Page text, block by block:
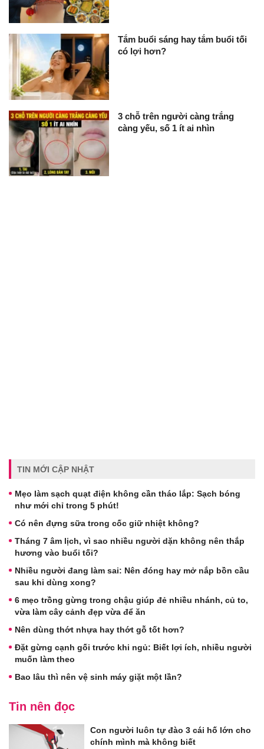
Tắm buổi sáng hay tắm buổi tối
có lợi hơn?
3 chỗ trên người càng trắng
càng yếu, số 1 ít ai nhìn
TIN MỚI CẬP NHẬT
Mẹo làm sạch quạt điện không cần tháo lắp: Sạch bóng
như mới chỉ trong 5 phút!
Có nên đựng sữa trong cốc giữ nhiệt không?
Tháng 7 âm lịch, vì sao nhiều người dặn không nên thắp
hương vào buổi tối?
Nhiều người đang làm sai: Nên đóng hay mở nắp bồn cầu
sau khi dùng xong?
6 mẹo trồng gừng trong chậu giúp đẻ nhiều nhánh, củ to,
vừa làm cây cảnh đẹp vừa để ăn
Nên dùng thớt nhựa hay thớt gỗ tốt hơn?
Đặt gừng cạnh gối trước khi ngủ: Biết lợi ích, nhiều người
muốn làm theo
Bao lâu thì nên vệ sinh máy giặt một lần?
Tin nên đọc
Con người luôn tự đào 3 cái hố lớn cho
chính mình mà không biết